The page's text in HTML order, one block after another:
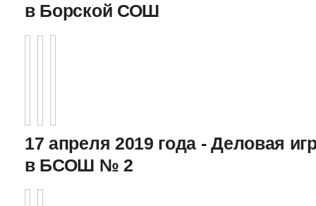
в Борской СОШ
17 апреля 2019 года - Деловая
в БСОШ № 2